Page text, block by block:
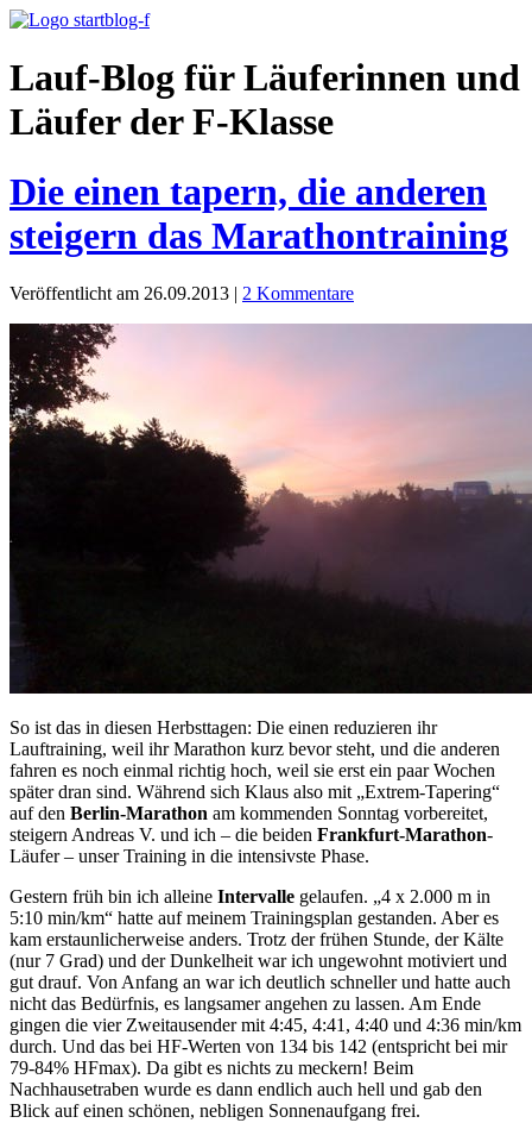
Lauf-Blog für Läuferinnen und
Läufer der F-Klasse
Die einen tapern, die anderen
steigern das Marathontraining
Veröffentlicht am 26.09.2013 | 2 Kommentare
So ist das in diesen Herbsttagen: Die einen reduzieren ihr
Lauftraining, weil ihr Marathon kurz bevor steht, und die anderen
fahren es noch einmal richtig hoch, weil sie erst ein paar Wochen
später dran sind. Während sich Klaus also mit „Extrem-Tapering“
auf den Berlin-Marathon am kommenden Sonntag vorbereitet,
steigern Andreas V. und ich – die beiden Frankfurt-Marathon-
Läufer – unser Training in die intensivste Phase.
Gestern früh bin ich alleine Intervalle gelaufen. „4 x 2.000 m in
5:10 min/km“ hatte auf meinem Trainingsplan gestanden. Aber es
kam erstaunlicherweise anders. Trotz der frühen Stunde, der Kälte
(nur 7 Grad) und der Dunkelheit war ich ungewohnt motiviert und
gut drauf. Von Anfang an war ich deutlich schneller und hatte auch
nicht das Bedürfnis, es langsamer angehen zu lassen. Am Ende
gingen die vier Zweitausender mit 4:45, 4:41, 4:40 und 4:36 min/km
durch. Und das bei HF-Werten von 134 bis 142 (entspricht bei mir
79-84% HFmax). Da gibt es nichts zu meckern! Beim
Nachhausetraben wurde es dann endlich auch hell und gab den
Blick auf einen schönen, nebligen Sonnenaufgang frei.